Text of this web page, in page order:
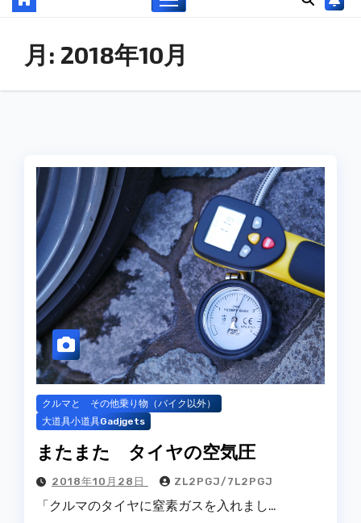
月: 2018年10月
クルマと その他乗り物（バイク以外）
大道具小道具Gadjgets
またまた タイヤの空気圧
2018年10月28日 ZL2PGJ/7L2PGJ
「クルマのタイヤに窒素ガスを入れまし…